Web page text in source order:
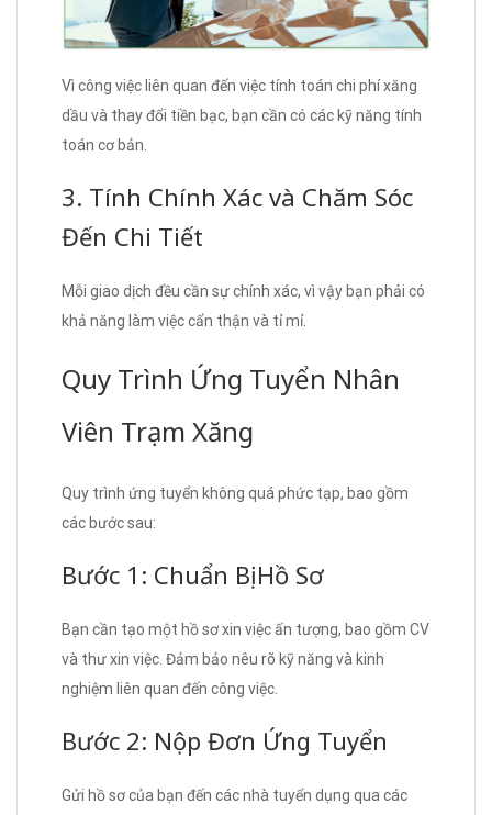
Vì công việc liên quan đến việc tính toán chi phí xăng
dầu và thay đổi tiền bạc, bạn cần có các kỹ năng tính
toán cơ bản.
3. Tính Chính Xác và Chăm Sóc
Đến Chi Tiết
Mỗi giao dịch đều cần sự chính xác, vì vậy bạn phải có
khả năng làm việc cẩn thận và tỉ mỉ.
Quy Trình Ứng Tuyển Nhân
Viên Trạm Xăng
Quy trình ứng tuyển không quá phức tạp, bao gồm
các bước sau:
Bước 1: Chuẩn Bị Hồ Sơ
Bạn cần tạo một hồ sơ xin việc ấn tượng, bao gồm CV
và thư xin việc. Đảm bảo nêu rõ kỹ năng và kinh
nghiệm liên quan đến công việc.
Bước 2: Nộp Đơn Ứng Tuyển
Gửi hồ sơ của bạn đến các nhà tuyển dụng qua các